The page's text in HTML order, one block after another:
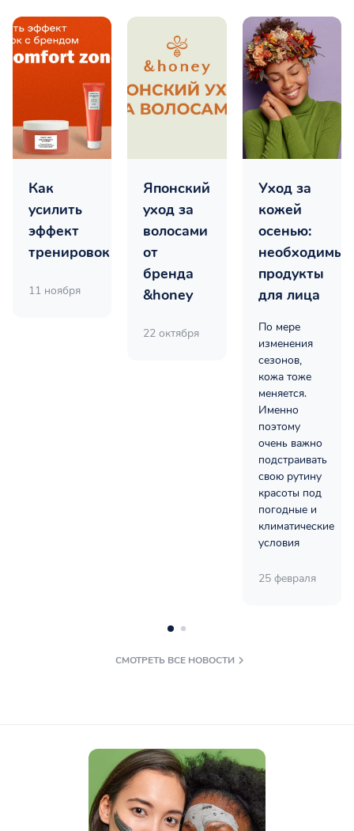
Как
усилить
эффект
тренировок
11 ноября
Японский
уход за
волосами
от
бренда
&honey
22 октября
Уход за
кожей
осенью:
необходимые
продукты
для лица
По мере
изменения
сезонов,
кожа тоже
меняется.
Именно
поэтому
очень важно
подстраивать
свою рутину
красоты под
погодные и
климатические
условия
25 февраля
СМОТРЕТЬ ВСЕ НОВОСТИ